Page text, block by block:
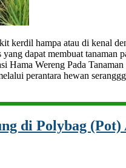
kerdil hampa atau di kenal
dapat membuat tanaman
Hama Wereng Pada
perantara hewan
di Polybag